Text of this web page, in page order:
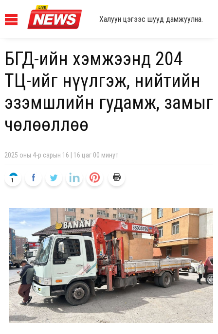
Халуун цэгээс шууд дамжуулна.
БГД-ийн хэмжээнд 204
ТҮЦ-ийг нүүлгэж, нийтийн
эзэмшлийн гудамж, замыг
чөлөөллөө
2025 оны 4-р сарын 16 | 16 цаг 00 минут
1